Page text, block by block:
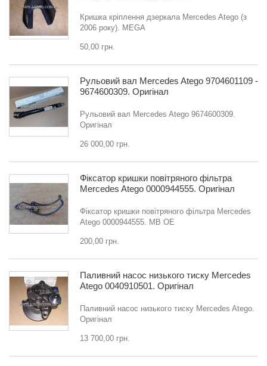
Кришка кріплення дзеркала Mercedes Atego (з
2006 року). MEGA
50,00 грн.
Рульовий вал Mercedes Atego 9704601109 -
9674600309. Оригінал
Рульовий вал Mercedes Atego 9674600309.
Оригінал
26 000,00 грн.
Фіксатор кришки повітряного фільтра
Mercedes Atego 0000944555. Оригінал
Фіксатор кришки повітряного фільтра Mercedes
Atego 0000944555. MB OE
200,00 грн.
Паливний насос низького тиску Mercedes
Atego 0040910501. Оригінал
Паливний насос низького тиску Mercedes Atego.
Оригінал
13 700,00 грн.